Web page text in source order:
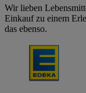
Wir lieben
Einkauf zu einem
das ebenso.